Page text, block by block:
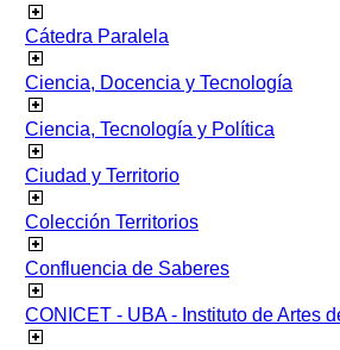
Cátedra Paralela
Ciencia, Docencia y Tecnología
Ciencia, Tecnología y Política
Ciudad y Territorio
Colección Territorios
Confluencia de Saberes
CONICET - UBA - Instituto de Artes